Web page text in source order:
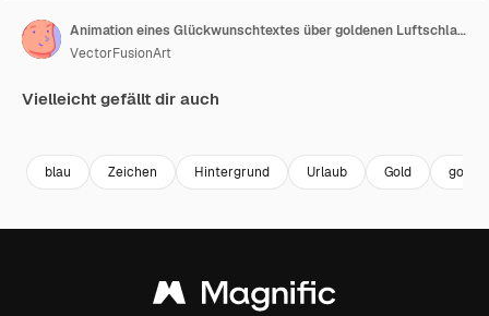
Animation eines Glückwunschtextes über goldenen Luftschlangen auf blauem Hintergrund.
VectorFusionArt
Vielleicht gefällt dir auch
blau Zeichen Hintergrund Urlaub Gold golden